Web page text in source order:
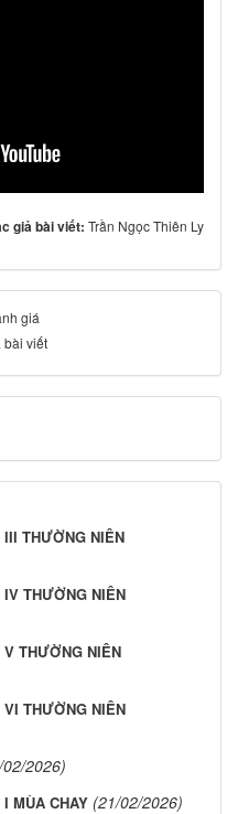
giả bài viết: Trần Ngọc Thiên Ly
giá
bài viết
III THƯỜNG NIÊN
THƯỜNG NIÊN
THƯỜNG NIÊN
THƯỜNG NIÊN
2026)
MÙA CHAY (21/02/2026)